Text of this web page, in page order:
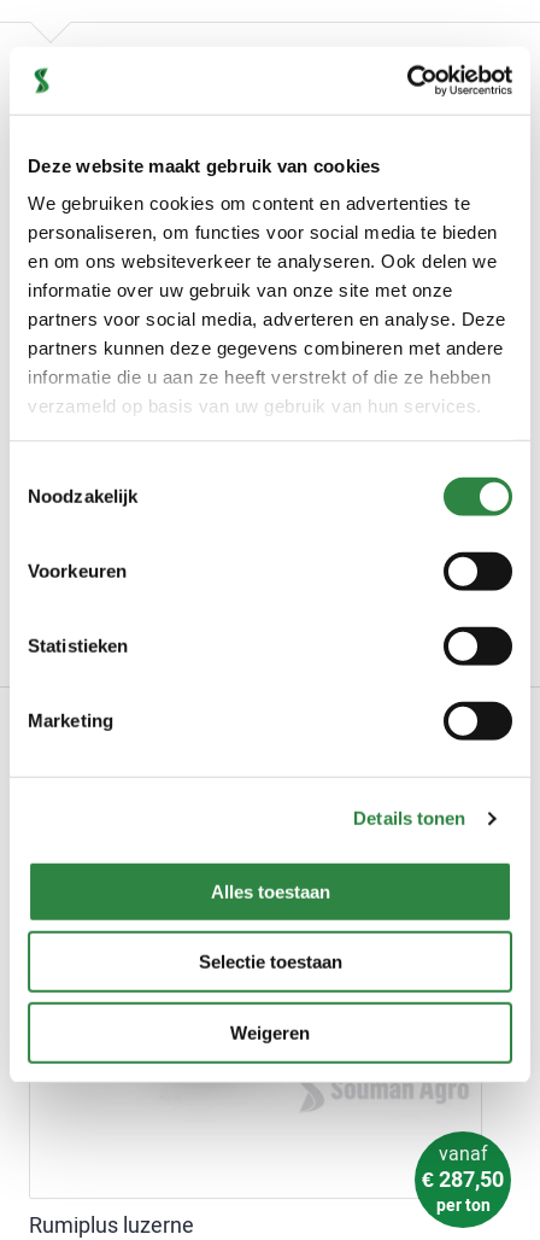
Deze website maakt gebruik van cookies
We gebruiken cookies om content en advertenties te
personaliseren, om functies voor social media te bieden
en om ons websiteverkeer te analyseren. Ook delen we
informatie over uw gebruik van onze site met onze
partners voor social media, adverteren en analyse. Deze
partners kunnen deze gegevens combineren met andere
informatie die u aan ze heeft verstrekt of die ze hebben
verzameld op basis van uw gebruik van hun services.
Noodzakelijk
Voorkeuren
Statistieken
Marketing
Details tonen
Alles toestaan
Selectie toestaan
Weigeren
Producteigenschappen
Loswijze Laten lossen, Zelf lossen
Aantal ton per vracht 20-23
Voordelen
Constante kwaliteit
Structuurrijk
Gerelateerde producten
vanaf
€287,50
per ton
Rumiplus luzerne